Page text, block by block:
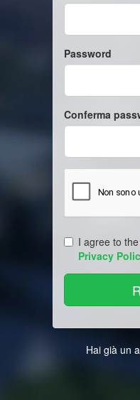
Password
Conferma
I agree to the
Privacy
Hai già un